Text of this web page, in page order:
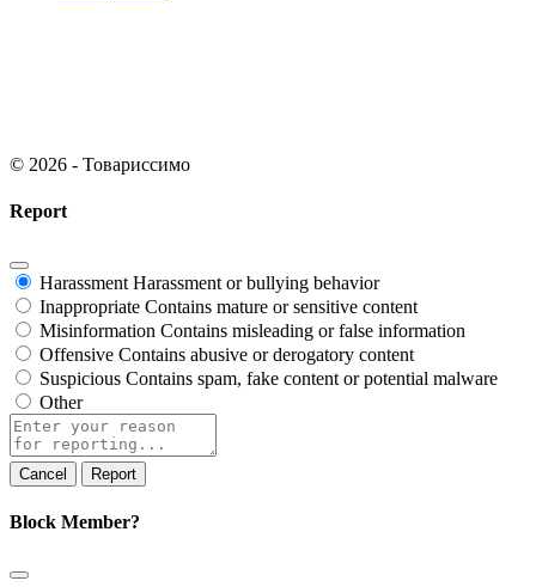
© 2026 - Товариссимо
Report
Harassment Harassment or bullying behavior
Inappropriate Contains mature or sensitive content
Misinformation Contains misleading or false information
Offensive Contains abusive or derogatory content
Suspicious Contains spam, fake content or potential malware
Other
Report
Block Member?